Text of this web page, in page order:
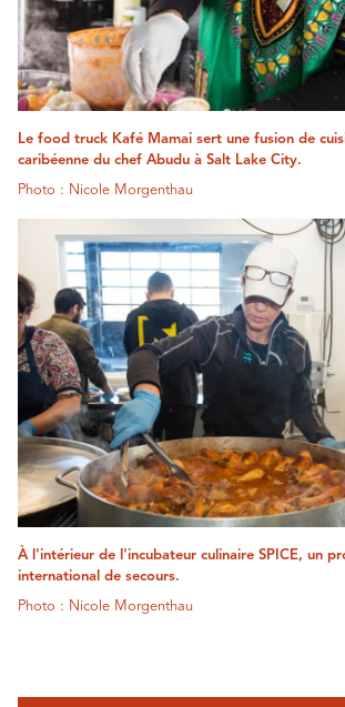
Le food truck Kafé Mamai sert une fusion de
caribéenne du chef Abudu à Salt Lake City.
Photo : Nicole Morgenthau
À l'intérieur de l'incubateur culinaire SPICE, un
international de secours.
Photo : Nicole Morgenthau